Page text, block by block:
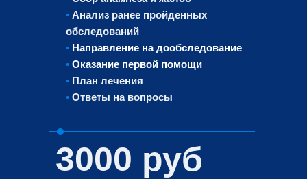
• Анализ ранее пройденных
обследований
• Направление на дообследование
• Оказание первой помощи
• План лечения
• Ответы на вопросы
3000 руб